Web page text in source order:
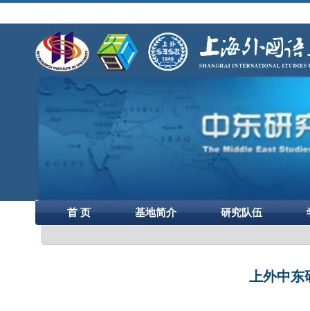
首 页 基地简介 研究队伍
上外中东